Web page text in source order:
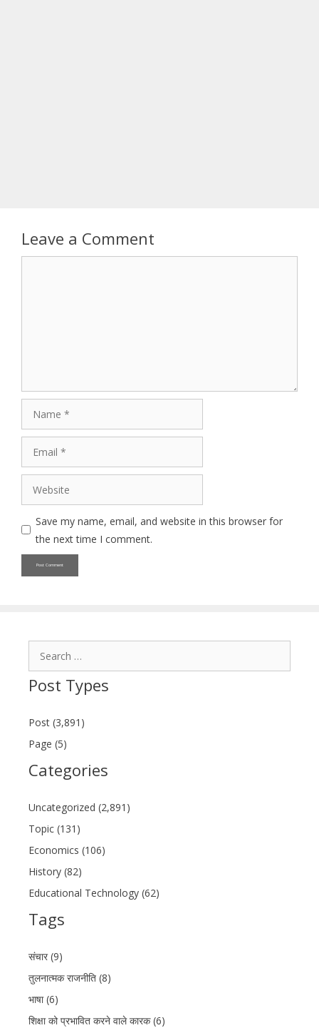
Leave a Comment
Save my name, email, and website in this browser for
the next time I comment.
Post Types
Post (3,891)
Page (5)
Categories
Uncategorized (2,891)
Topic (131)
Economics (106)
History (82)
Educational Technology (62)
Tags
संचार (9)
तुलनात्मक राजनीति (8)
भाषा (6)
शिक्षा को प्रभावित करने वाले कारक (6)